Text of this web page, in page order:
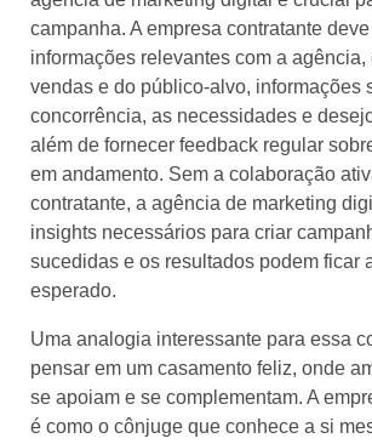
campanha. A empresa contratante
informações relevantes com a
vendas e do público-alvo, informações
concorrência, as necessidades e
além de fornecer feedback regular
em andamento. Sem a colaboração
contratante, a agência de marketing
insights necessários para criar
sucedidas e os resultados podem ficar
esperado.
Uma analogia interessante para essa
pensar em um casamento feliz, onde
se apoiam e se complementam. A
é como o cônjuge que conhece a si